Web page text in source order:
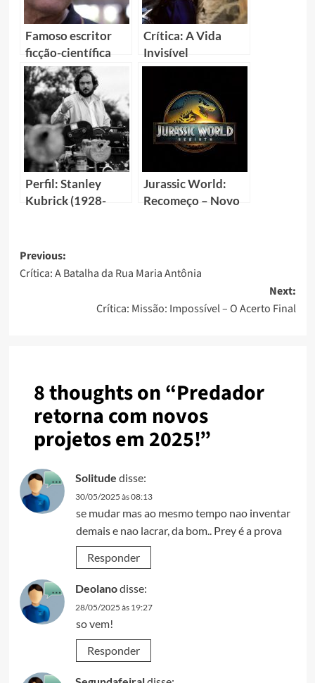
Famoso escritor
ficção-científica
reivindica
recebimento de
direitos autorias da
Disney
Crítica: A Vida
Invisível
Perfil: Stanley
Kubrick (1928-
Jurassic World:
Recomeço – Novo
Previous:
Crítica: A Batalha da Rua Maria Antônia
Next:
Crítica: Missão: Impossível – O Acerto Final
8 thoughts on “Predador
retorna com novos
projetos em 2025!”
Solitude disse:
30/05/2025 às 08:13
se mudar mas ao mesmo tempo nao inventar
demais e nao lacrar, da bom.. Prey é a prova
Responder
Deolanodisse:
28/05/2025 às 19:27
so vem!
Responder